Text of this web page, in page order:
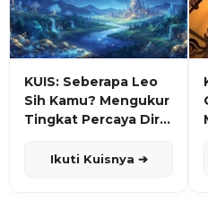
KUIS: Seberapa Leo
Sih Kamu? Mengukur
Tingkat Percaya Diri
Ikuti Kuisnya ➔